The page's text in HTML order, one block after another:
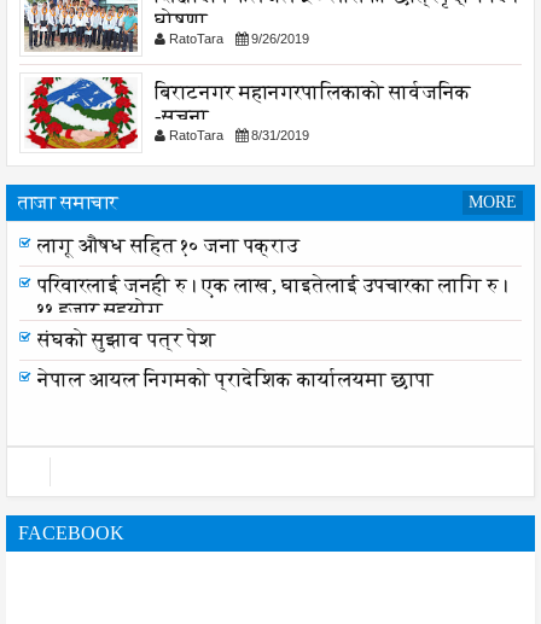
घोषणा
RatoTara 9/26/2019
बिराटनगर महानगरपालिकाको सार्वजनिक
-सुचना
RatoTara 8/31/2019
ताजा समाचार MORE
लागू औषध सहित १० जना पक्राउ
परिवारलाई जनही रु। एक लाख, घाइतेलाई उपचारका लागि रु।
११ हजार सहयोग
संघको सुझाव पत्र पेश
नेपाल आयल निगमको प्रादेशिक कार्यालयमा छापा
FACEBOOK